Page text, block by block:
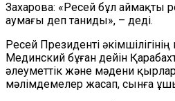
Захарова: «Ресей бұл аймақты
аумағы деп таниды», – деді.
Ресей Президенті
Мединский бұған дейін
әлеуметтік және мәдени
мәлімдемелер жасап, сынға